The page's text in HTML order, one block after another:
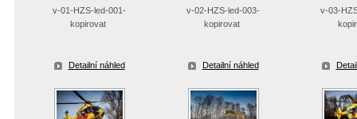
v-01-HZS-led-001-
kopirovat
Detailní náhled
v-02-HZS-led-003-
kopirovat
Detailní náhled
v-03-